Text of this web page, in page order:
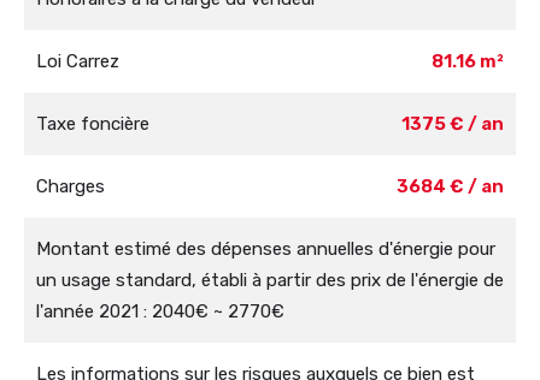
Loi Carrez 81.16 m²
Taxe foncière 1375 € / an
Charges 3684 € / an
Montant estimé des dépenses annuelles d'énergie pour
un usage standard, établi à partir des prix de l'énergie de
l'année 2021 : 2040€ ~ 2770€
Les informations sur les risques auxquels ce bien est